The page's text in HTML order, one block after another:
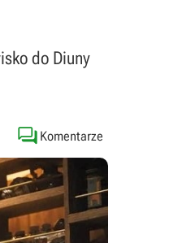
do Diuny
 Komentarze